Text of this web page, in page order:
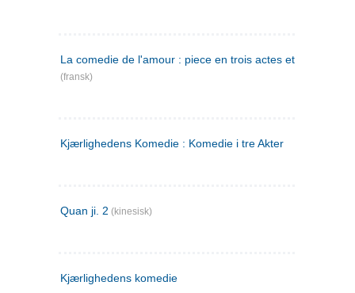
La comedie de l'amour : piece en trois actes et en vers
(fransk)
Kjærlighedens Komedie : Komedie i tre Akter
Quan ji. 2 (kinesisk)
Kjærlighedens komedie